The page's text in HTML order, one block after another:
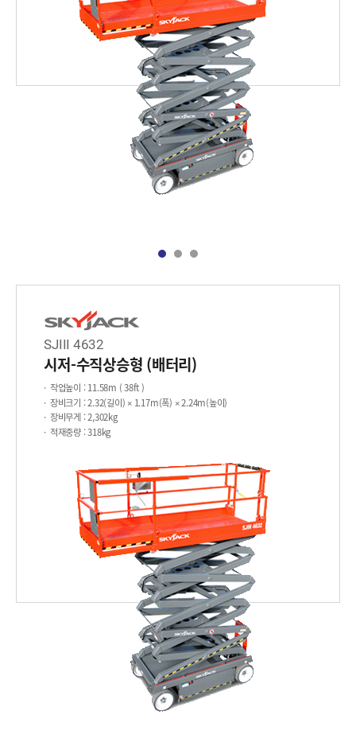
SJIII 4632
시저-수직상승형 (배터리)
작업높이 : 11.58m ( 38ft )
장비크기 : 2.32(길이) × 1.17m(폭) × 2.24m(높이)
장비무게: 2,302kg
적재중량: 318kg